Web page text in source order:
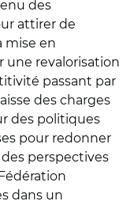
des
attirer de
mise en
une revalorisation
passant par
des charges
des politiques
pour redonner
perspectives
dans un